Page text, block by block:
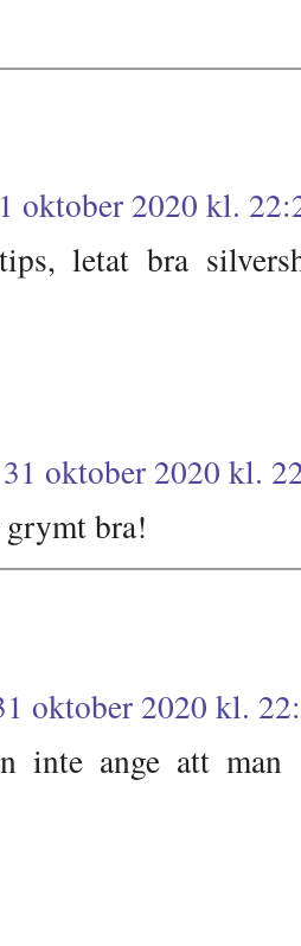
oktober 2020 kl.
letat bra
31 oktober 2020 kl.
grymt bra!
oktober 2020 kl.
inte ange att